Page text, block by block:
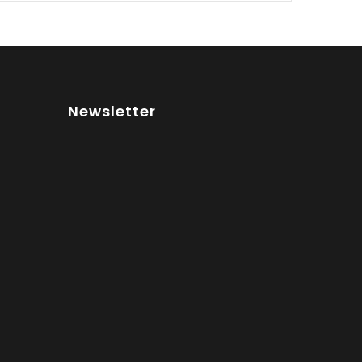
Newsletter